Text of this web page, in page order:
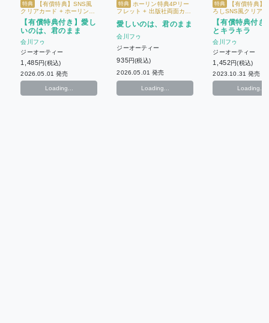
特典
【有償特典】SNS風
クリアカード + ホーリン特
典4Pリーフレット + 出版社
両面カード
【有償特典付き】愛し
いのは、君のまま
会川フゥ
ジーオーティー
1,485円(税込)
2026.05.01 発売
Loading...
特典 ホーリン特典4Pリー
フレット + 出版社両面カー
愛しいのは、君のまま
会川フゥ
ジーオーティー
935円(税込)
2026.05.01 発売
Loading...
特典
【有償特典】
ろしSNS風クリア
限定4Pリーフレッ
社両面イラストカー
【有償特典付き
とキラキラ
会川フゥ
ジーオーティー
1,452円(税込)
2023.10.31 発売
Loading...